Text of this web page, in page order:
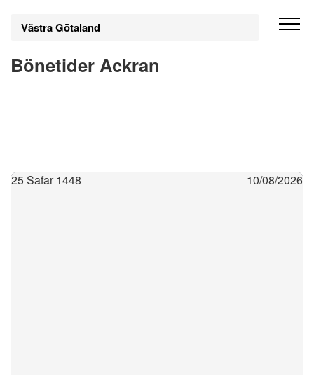
Västra Götaland
Bönetider Ackran
25 Safar 1448 10/08/2026